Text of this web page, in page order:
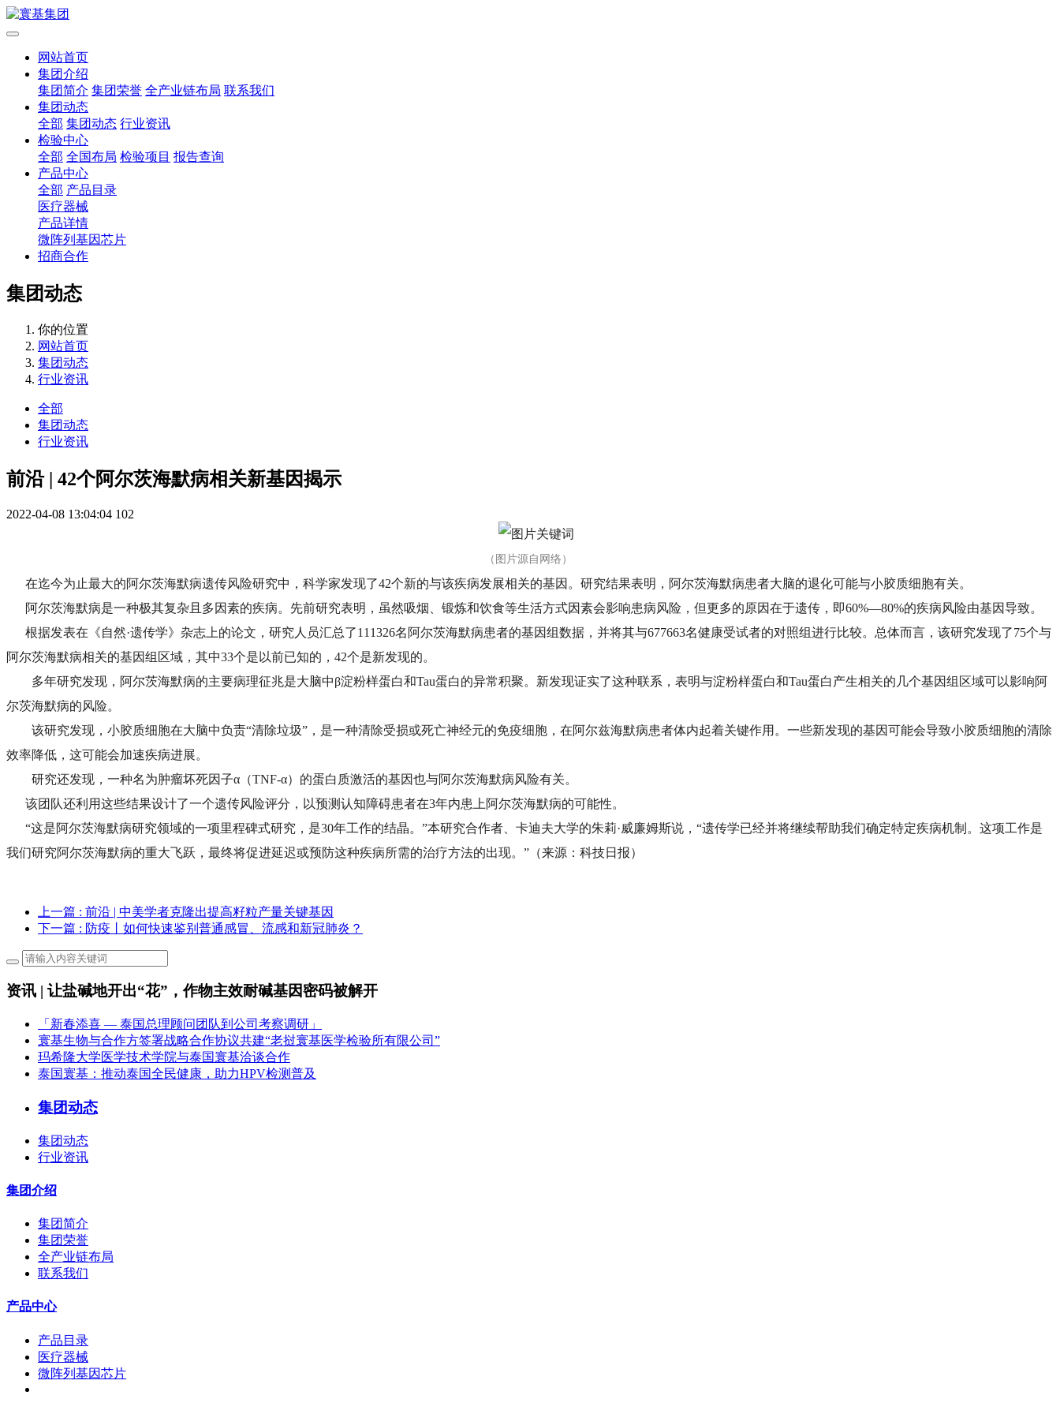
网站首页
集团介绍
集团简介 集团荣誉 全产业链布局 联系我们
集团动态
全部 集团动态 行业资讯
检验中心
全部 全国布局 检验项目 报告查询
产品中心
全部 产品目录
医疗器械
产品详情
微阵列基因芯片
招商合作
集团动态
你的位置
网站首页
集团动态
行业资讯
全部
集团动态
行业资讯
前沿 | 42个阿尔茨海默病相关新基因揭示
2022-04-08 13:04:04 102
（图片源自网络）
在迄今为止最大的阿尔茨海默病遗传风险研究中，科学家发现了42个新的与该疾病发展相关的基因。研究结果表明，阿尔茨海默病患者大脑的退化可能与小胶质细胞有关。
阿尔茨海默病是一种极其复杂且多因素的疾病。先前研究表明，虽然吸烟、锻炼和饮食等生活方式因素会影响患病风险，但更多的原因在于遗传，即60%—80%的疾病风险由基因导致。
根据发表在《自然·遗传学》杂志上的论文，研究人员汇总了111326名阿尔茨海默病患者的基因组数据，并将其与677663名健康受试者的对照组进行比较。总体而言，该研究发现了75个与
阿尔茨海默病相关的基因组区域，其中33个是以前已知的，42个是新发现的。
多年研究发现，阿尔茨海默病的主要病理征兆是大脑中β淀粉样蛋白和Tau蛋白的异常积聚。新发现证实了这种联系，表明与淀粉样蛋白和Tau蛋白产生相关的几个基因组区域可以影响阿
尔茨海默病的风险。
该研究发现，小胶质细胞在大脑中负责“清除垃圾”，是一种清除受损或死亡神经元的免疫细胞，在阿尔兹海默病患者体内起着关键作用。一些新发现的基因可能会导致小胶质细胞的清除
效率降低，这可能会加速疾病进展。
研究还发现，一种名为肿瘤坏死因子α（TNF-α）的蛋白质激活的基因也与阿尔茨海默病风险有关。
该团队还利用这些结果设计了一个遗传风险评分，以预测认知障碍患者在3年内患上阿尔茨海默病的可能性。
“这是阿尔茨海默病研究领域的一项里程碑式研究，是30年工作的结晶。”本研究合作者、卡迪夫大学的朱莉·威廉姆斯说，“遗传学已经并将继续帮助我们确定特定疾病机制。这项工作是
我们研究阿尔茨海默病的重大飞跃，最终将促进延迟或预防这种疾病所需的治疗方法的出现。”（来源：科技日报）
上一篇 : 前沿 | 中美学者克隆出提高籽粒产量关键基因
下一篇 : 防疫丨如何快速鉴别普通感冒、流感和新冠肺炎？
资讯 | 让盐碱地开出“花”，作物主效耐碱基因密码被解开
「新春添喜 — 泰国总理顾问团队到公司考察调研」
寰基生物与合作方签署战略合作协议共建“老挝寰基医学检验所有限公司”
玛希隆大学医学技术学院与泰国寰基洽谈合作
泰国寰基：推动泰国全民健康，助力HPV检测普及
集团动态
集团动态
行业资讯
集团介绍
集团简介
集团荣誉
全产业链布局
联系我们
产品中心
产品目录
医疗器械
微阵列基因芯片